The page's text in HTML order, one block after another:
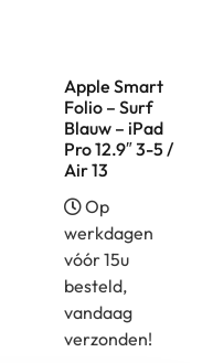
Apple Smart
Folio – Surf
Blauw – iPad
Pro 12.9″ 3-5 /
Air 13
Op
werkdagen
vóór 15u
besteld,
vandaag
verzonden!